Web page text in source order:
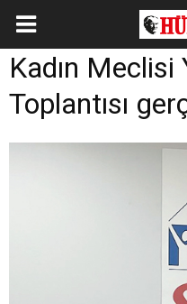
Kadın Meclisi
Toplantısı